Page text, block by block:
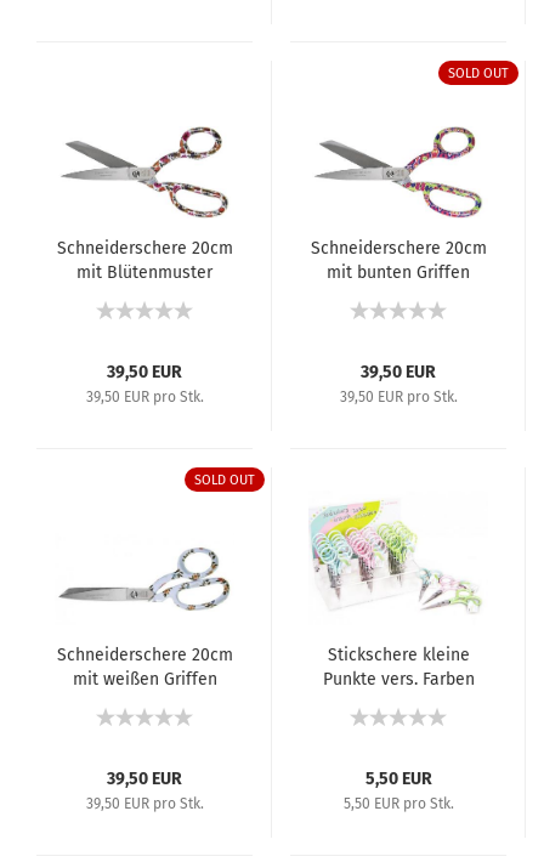
Schneiderschere 20cm
mit Blütenmuster
39,50 EUR
39,50 EUR pro Stk.
SOLD OUT
Schneiderschere 20cm
mit bunten Griffen
39,50 EUR
39,50 EUR pro Stk.
SOLD OUT
Schneiderschere 20cm
mit weißen Griffen
39,50 EUR
39,50 EUR pro Stk.
Stickschere kleine
Punkte vers. Farben
5,50 EUR
5,50 EUR pro Stk.